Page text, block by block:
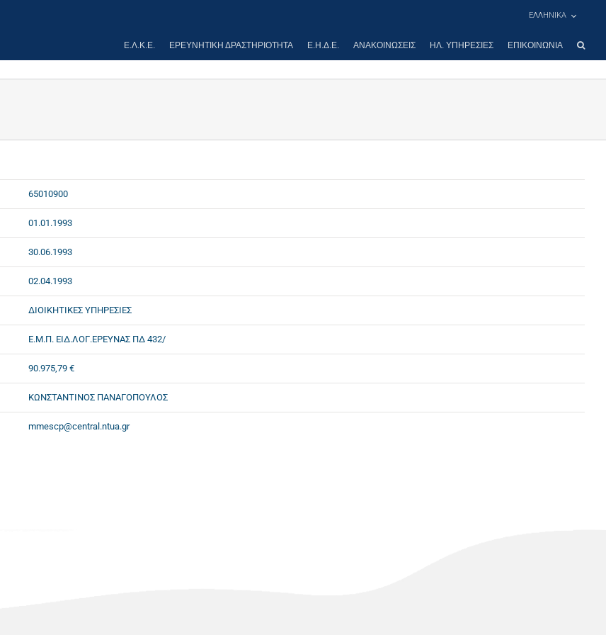
ΕΛΛΗΝΙΚΑ
Ε.Λ.Κ.Ε. ΕΡΕΥΝΗΤΙΚΉ ΔΡΑΣΤΗΡΙΌΤΗΤΑ Ε.Η.Δ.Ε. ΑΝΑΚΟΙΝΏΣΕΙΣ ΗΛ. ΥΠΗΡΕΣΊΕΣ ΕΠΙΚΟΙΝΩΝΊΑ
65010900
01.01.1993
30.06.1993
02.04.1993
ΔΙΟΙΚΗΤΙΚΕΣ ΥΠΗΡΕΣΙΕΣ
Ε.Μ.Π. ΕΙΔ.ΛΟΓ.ΕΡΕΥΝΑΣ ΠΔ 432/
90.975,79 €
ΚΩΝΣΤΑΝΤΙΝΟΣ ΠΑΝΑΓΟΠΟΥΛΟΣ
mmescp@central.ntua.gr